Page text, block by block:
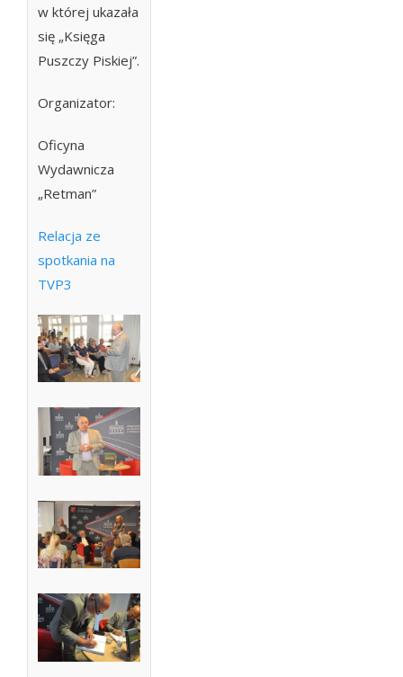
w której ukazała
się „Księga
Puszczy Piskiej”.
Organizator:
Oficyna
Wydawnicza
„Retman”
Relacja ze
spotkania na
TVP3